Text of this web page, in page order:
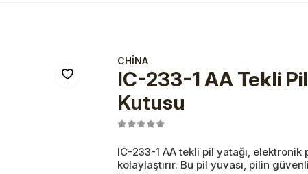
CHİNA
IC-233-1 AA Tekli
Kutusu
IC-233-1 AA tekli pil yatağı,
kolaylaştırır. Bu pil yuvası, pilin